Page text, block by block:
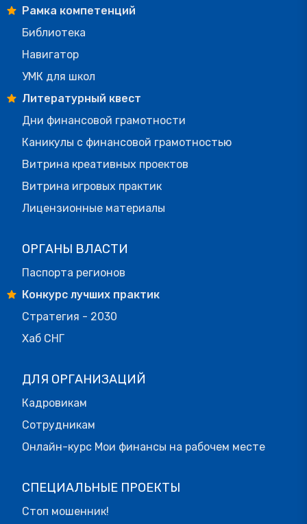
Рамка компетенций
Библиотека
Навигатор
УМК для школ
Литературный квест
Дни финансовой грамотности
Каникулы с финансовой грамотностью
Витрина креативных проектов
Витрина игровых практик
Лицензионные материалы
ОРГАНЫ ВЛАСТИ
Паспорта регионов
Конкурс лучших практик
Стратегия - 2030
Хаб СНГ
ДЛЯ ОРГАНИЗАЦИЙ
Кадровикам
Сотрудникам
Онлайн-курс Мои финансы на рабочем месте
СПЕЦИАЛЬНЫЕ ПРОЕКТЫ
Стоп мошенник!